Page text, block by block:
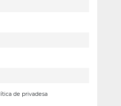
de privadesa